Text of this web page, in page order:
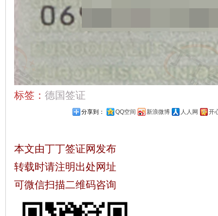
标签： 德国签证
分享到： QQ空间 新浪微博 人人网 开
本文由丁丁签证网发布
转载时请注明出处网址
可微信扫描二维码咨询